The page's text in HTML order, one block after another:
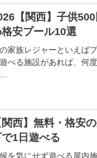
【関西】子供
安プール10選
家族レジャーといえば
べる施設があれば、何
関西】無料・格安
1日遊べる
を気にせず遊べる屋内